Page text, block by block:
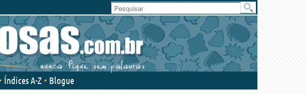
Área
do
Usuário
Índices A-Z Blogue